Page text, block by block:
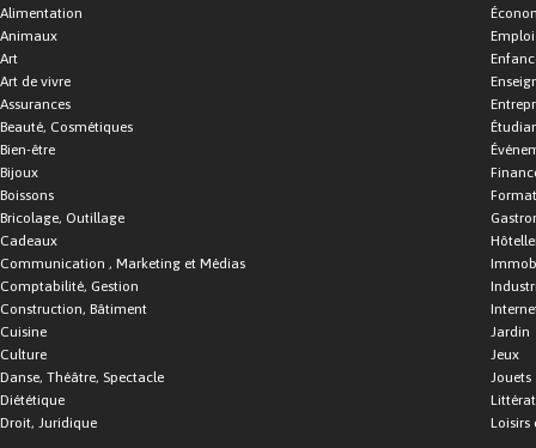
Alimentation
Animaux
Art
Art de vivre
Assurances
Beauté, Cosmétiques
Bien-être
Bijoux
Boissons
Bricolage, Outillage
Cadeaux
Communication , Marketing et Médias
Comptabilité, Gestion
Construction, Bâtiment
Cuisine
Culture
Danse, Théâtre, Spectacle
Diététique
Droit, Juridique
Emploi
Jardin
Jeux
Jouets
Loisirs